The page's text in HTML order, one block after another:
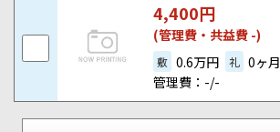
4,400円
(管理費・共益費 -)
敷 0.6万円 礼 0ヶ月
管理費：-/-